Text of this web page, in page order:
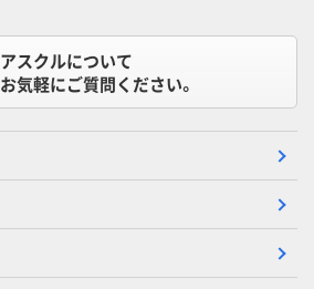
アスクルについて
お気軽にご質問ください。